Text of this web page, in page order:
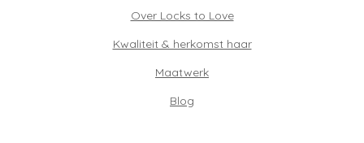
Over Locks to Love
Kwaliteit & herkomst haar
Maatwerk
Blog